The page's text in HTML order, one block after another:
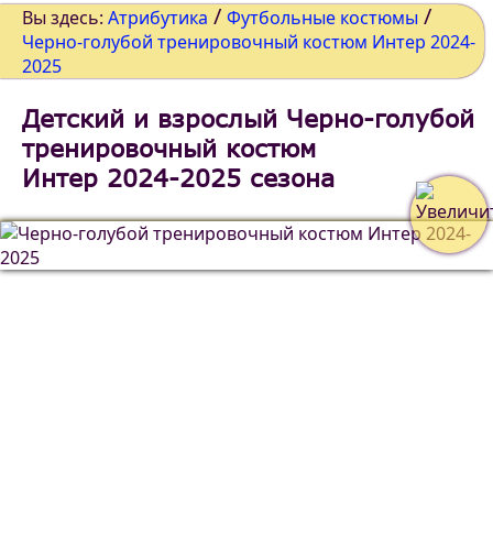
Вы здесь: Атрибутика / Футбольные костюмы /
Черно-голубой тренировочный костюм Интер 2024-
2025
Детский и взрослый Черно-голубой
тренировочный костюм
Интер 2024-2025 сезона